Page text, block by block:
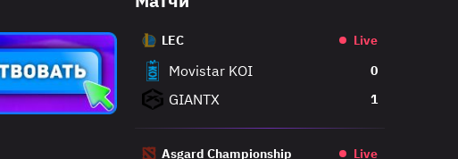
LEC Live
Movistar KOI 0
GIANTX 1
Asgard Championship Live